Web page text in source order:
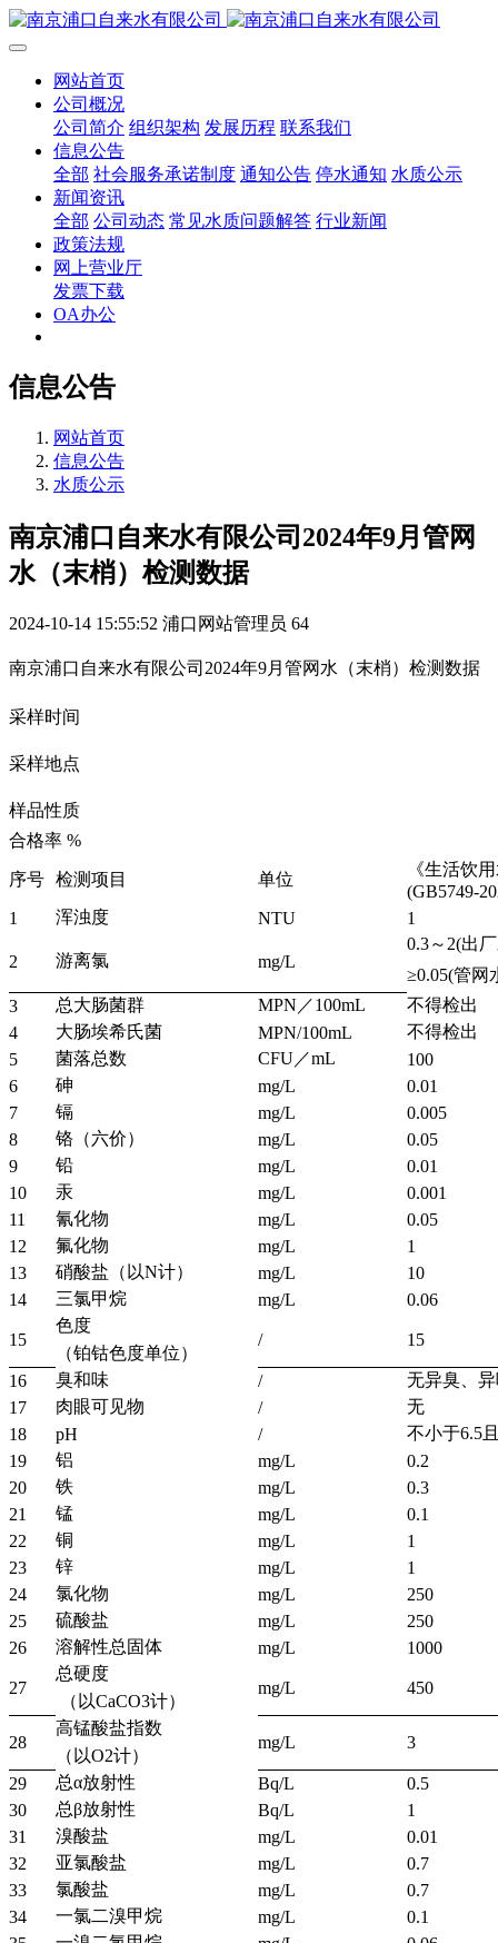
网站首页
公司概况
公司简介 组织架构 发展历程 联系我们
信息公告
全部 社会服务承诺制度 通知公告 停水通知 水质公示
新闻资讯
全部 公司动态 常见水质问题解答 行业新闻
政策法规
网上营业厅
发票下载
OA办公
信息公告
网站首页
信息公告
水质公示
南京浦口自来水有限公司2024年9月管网
水（末梢）检测数据
2024-10-14 15:55:52 浦口网站管理员 64
南京浦口自来水有限公司2024年9月管网水（末梢）检测数据
采样时间
采样地点
样品性质
合格率 %
序号 检测项目 单位
《生活饮
(GB5749-
1
浑浊度 NTU 1
2 游离氯 mg/L
0.3～2(
≥0.05(管网
3
总大肠菌群 MPN／100mL
不得检出
4
大肠埃希氏菌 MPN/100mL
不得检出
5
菌落总数 CFU／mL
100
6
砷 mg/L
0.01
7
镉 mg/L
0.005
8
铬（六价） mg/L
0.05
9
铅 mg/L
0.01
10
汞 mg/L
0.001
11
氰化物 mg/L
0.05
12
氟化物 mg/L
1
13
硝酸盐（以N计） mg/L
10
14
三氯甲烷 mg/L 0.06
15
色度
/ 15
（铂钴色度单位）
16
臭和味 /
无异臭、
17
肉眼可见物 /
无
18
pH /
不小于6.5
19
铝 mg/L
0.2
20
铁 mg/L
0.3
21
锰 mg/L
0.1
22
铜 mg/L
1
23
锌 mg/L
1
24
氯化物 mg/L
250
25
硫酸盐 mg/L
250
26
溶解性总固体 mg/L 1000
27
总硬度
mg/L 450
（以CaCO3计）
28
高锰酸盐指数
mg/L 3
（以O2计）
29
总α放射性 Bq/L
0.5
30
总β放射性 Bq/L
1
31
溴酸盐 mg/L
0.01
32
亚氯酸盐 mg/L
0.7
33
氯酸盐 mg/L
0.7
34
一氯二溴甲烷 mg/L
0.1